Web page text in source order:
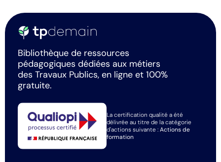
Bibliothèque de ressources
pédagogiques dédiées aux métiers
des Travaux Publics, en ligne et 100%
gratuite.
La certification qualité a été
délivrée au titre de la catégorie
d'actions suivante :Actions de
formation